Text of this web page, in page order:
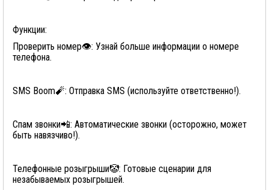
Функции:
Проверить номер👁: Узнай больше информации о номере
телефона.
SMS Boom🧨: Отправка SMS (используйте ответственно!).
Спам звонки📲: Автоматические звонки (осторожно, может
быть навязчиво!).
Телефонные розыгрыши🤡: Готовые сценарии для
незабываемых розыгрышей.